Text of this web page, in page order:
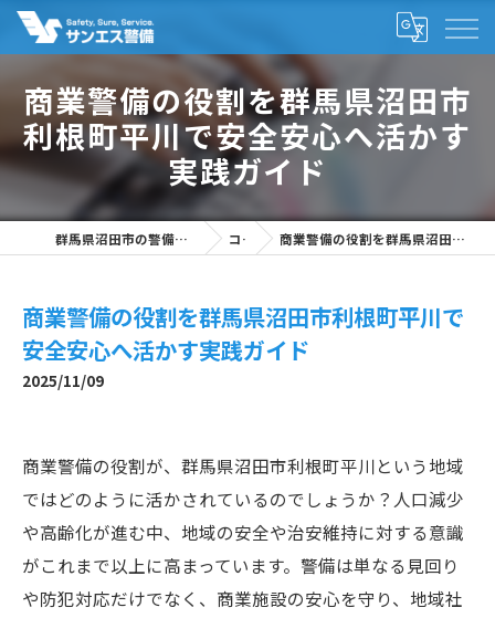
商業警備の役割を群馬県沼田市
利根町平川で安全安心へ活かす
実践ガイド
群馬県沼田市の警備の求人なら株式会社サンエス警備 コラム 商業警備の役割を群馬県沼田市利根町平川で安全安心へ活かす実践ガイド
商業警備の役割を群馬県沼田市利根町平川で
安全安心へ活かす実践ガイド
2025/11/09
商業警備の役割が、群馬県沼田市利根町平川という地域
ではどのように活かされているのでしょうか？人口減少
や高齢化が進む中、地域の安全や治安維持に対する意識
がこれまで以上に高まっています。警備は単なる見回り
や防犯対応だけでなく、商業施設の安心を守り、地域社